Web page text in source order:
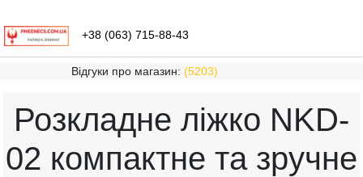
+38 (063) 715-88-43
Відгуки про магазин: (5203)
Розкладне ліжко NKD-
02 компактне та зручне